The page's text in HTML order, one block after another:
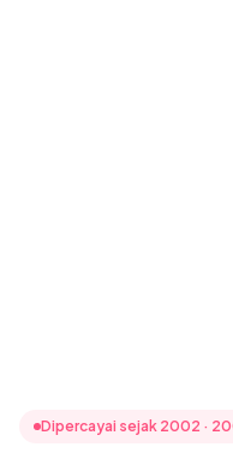
Dipercayai sejak 2002 ·